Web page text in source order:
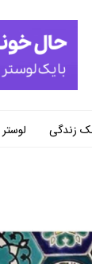
زندگی لوستر